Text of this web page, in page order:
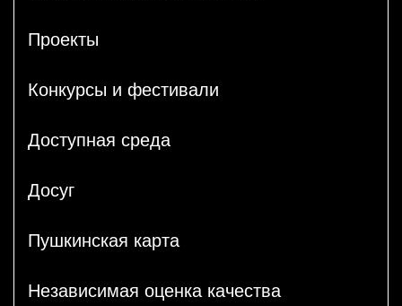
Проекты
Конкурсы и фестивали
Доступная среда
Досуг
Пушкинская карта
Независимая оценка качества